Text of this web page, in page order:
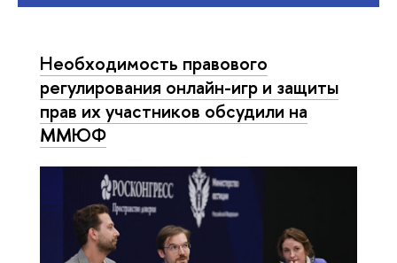
Необходимость правового
регулирования онлайн-игр и защиты
прав их участников обсудили на
ММЮФ